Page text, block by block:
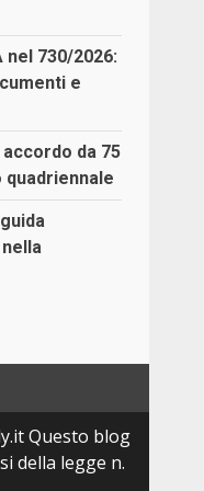
730/2026:
e
da 75
Questo blog
della legge n.